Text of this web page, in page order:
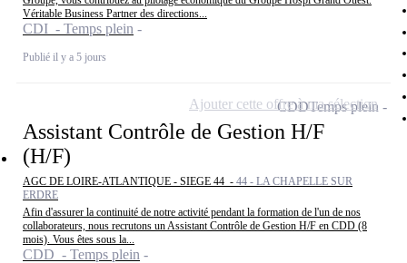
Véritable Business Partner des directions...
CDI - Temps plein
Publié il y a 5 jours
Assistant Contrôle de Gestion H/F
(H/F)
AGC DE LOIRE-ATLANTIQUE - SIEGE 44 - 44 - LA CHAPELLE SUR
ERDRE
Afin d'assurer la continuité de notre activité pendant la formation de l'un de nos
collaborateurs, nous recrutons un Assistant Contrôle de Gestion H/F en CDD (8
mois). Vous êtes sous la...
CDD - Temps plein
CDDTemps plein
Ajouter cette offre à ma sélection